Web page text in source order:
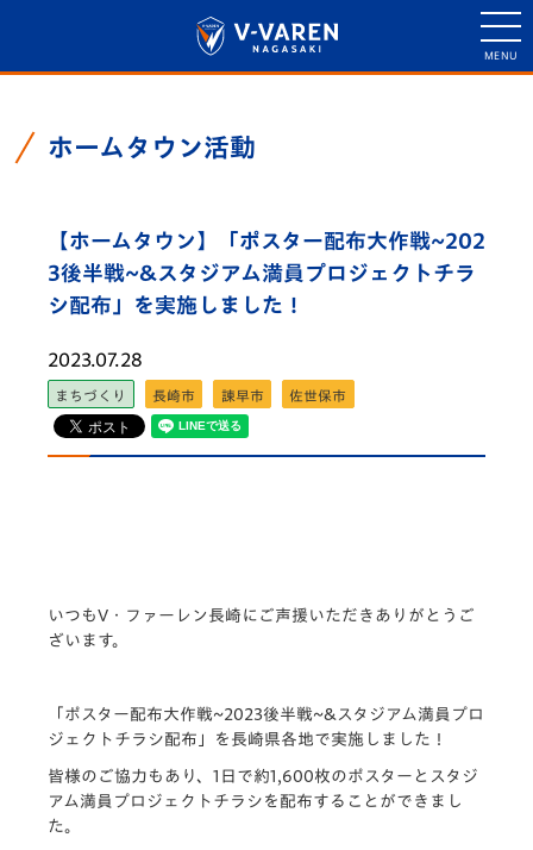
ホームタウン活動
【ホームタウン】「ポスター配布大作戦~202
3後半戦~&スタジアム満員プロジェクトチラ
シ配布」を実施しました！
2023.07.28
まちづくり 長崎市 諫早市 佐世保市
いつもV・ファーレン長崎にご声援いただきありがとうご
ざいます。
「ポスター配布大作戦~2023後半戦~&スタジアム満員プロ
ジェクトチラシ配布」
を長崎県各地で実施しました！
皆様のご協力もあり、1日で約1,600枚のポスターとスタジ
アム満員プロジェクトチラシを配布することができまし
た。